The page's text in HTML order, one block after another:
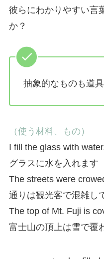
彼らにわかりやすい言
か？
抽象的なものも道
（使う材料、もの）
I fill the glass with
グラスに水を入れます
The streets were
通りは観光客で混雑し
The top of Mt. Fuji is
富士山の頂上は雪で覆